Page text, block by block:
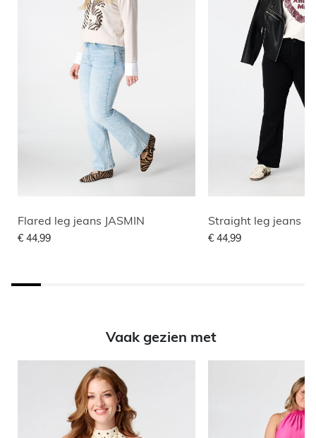
Flared leg jeans JASMIN
€ 44,99
Straight leg jeans
€ 44,99
Vaak gezien met